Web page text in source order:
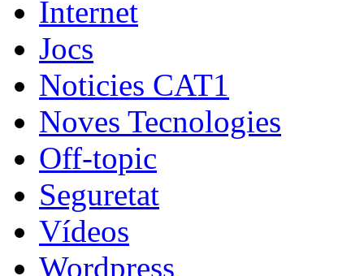
Internet
Jocs
Noticies CAT1
Noves Tecnologies
Off-topic
Seguretat
Vídeos
Wordpress